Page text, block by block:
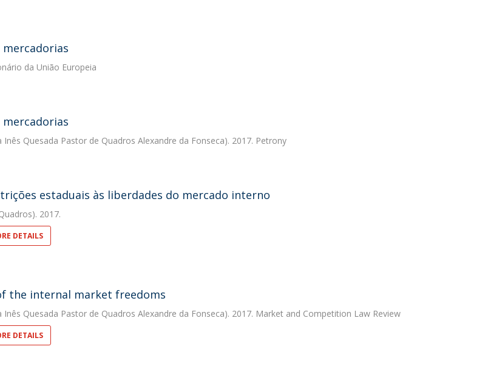
mercadorias
da União Europeia
mercadorias
Inês Quesada Pastor de Quadros Alexandre da Fonseca). 2017. Petrony
estaduais às liberdades do mercado interno
2017.
DETAILS
the internal market freedoms
Inês Quesada Pastor de Quadros Alexandre da Fonseca). 2017. Market and Competition Law Review
DETAILS